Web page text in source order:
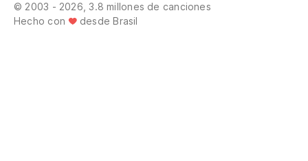
© 2003 - 2026, 3.8 millones de canciones
Hecho con
desde Brasil